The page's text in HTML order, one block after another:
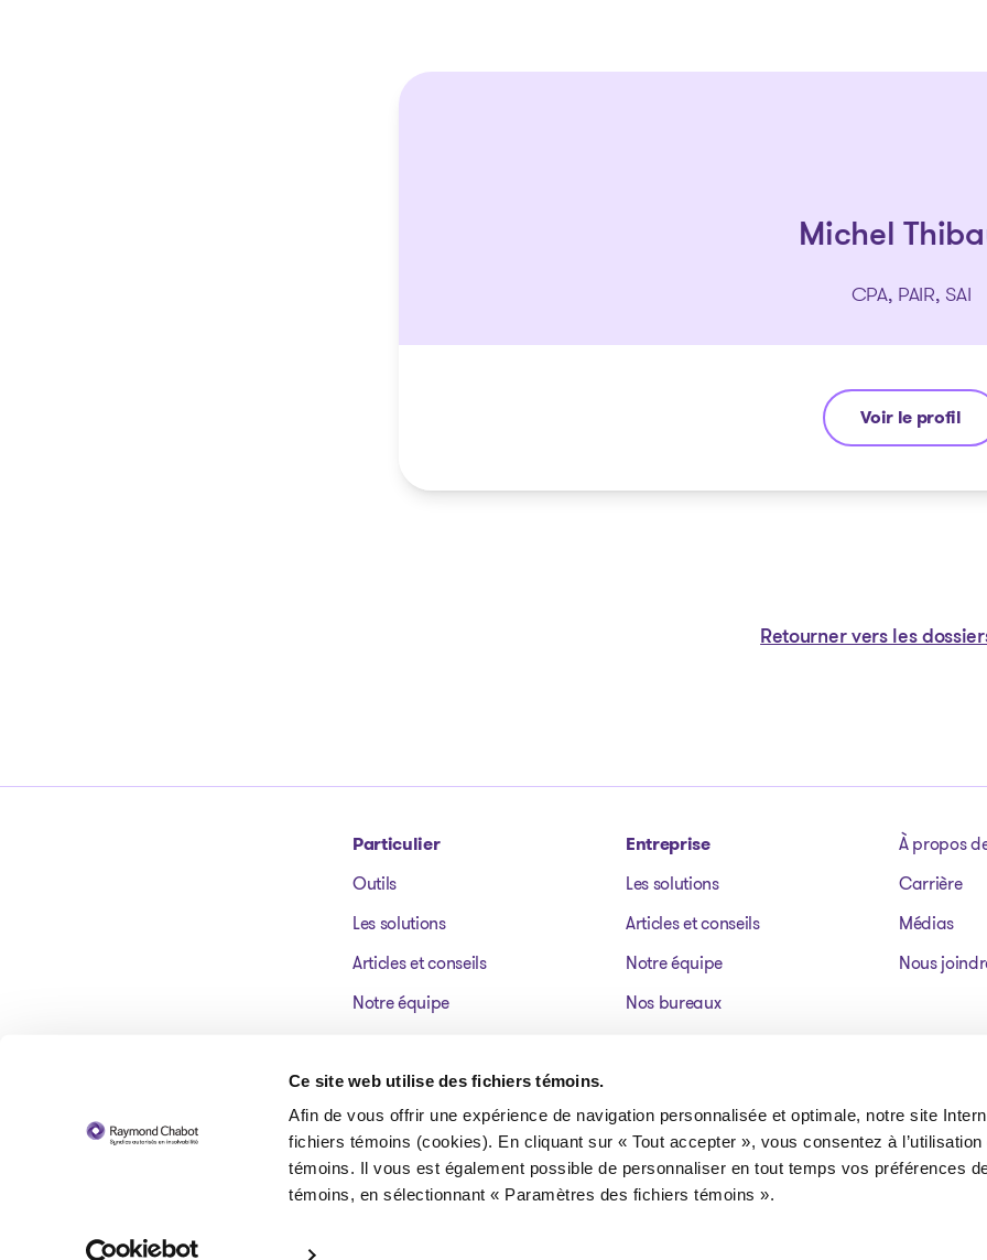
Ce site web utilise des fichiers témoins.
Afin de vous offrir une expérience de navigation personnalisée et optimale, notre site
fichiers témoins (cookies). En cliquant sur « Tout accepter », vous consentez à
témoins. Il vous est également possible de personnaliser en tout temps vos préférences
témoins, en sélectionnant « Paramètres des fichiers témoins ».
Michel
CPA, PAIR, SAI
Voir le profil
Michel Thibault
Retourner vers les
Particulier
Outils
Les solutions
Articles et conseils
Notre équipe
Témoignages
FAQ
Entreprise
Les solutions
Articles et conseils
Notre équipe
Nos bureaux
FAQ
À propos
Carrière
Médias
Nous
© 2026 Raymond Chabot inc. Syndics autorisés en insolvabilité